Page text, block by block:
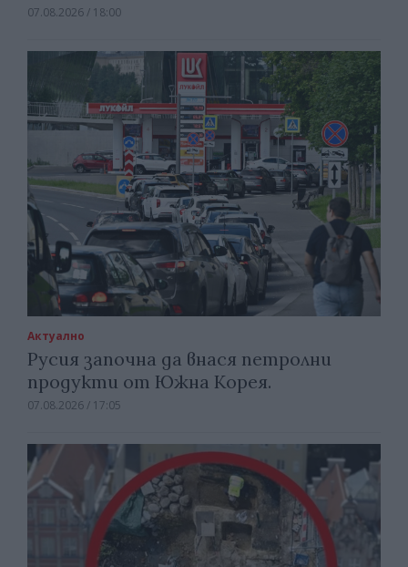
07.08.2026 / 18:00
Актуално
Русия започна да внася петролни
продукти от Южна Корея.
07.08.2026 / 17:05